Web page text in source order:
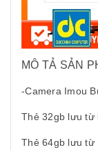
MÔ TẢ SẢN
-Camera Imou
Thẻ 32gb lưu từ
Thẻ 64gb lưu từ